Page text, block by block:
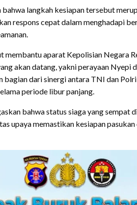
langkah kesiapan tersebut
respons cepat dalam menghadapi
membantu aparat Kepolisian Negara
akan datang, yakni perayaan
bagian dari sinergi antara TNI dan
periode libur panjang.
bahwa status siaga yang
upaya memastikan kesiapan